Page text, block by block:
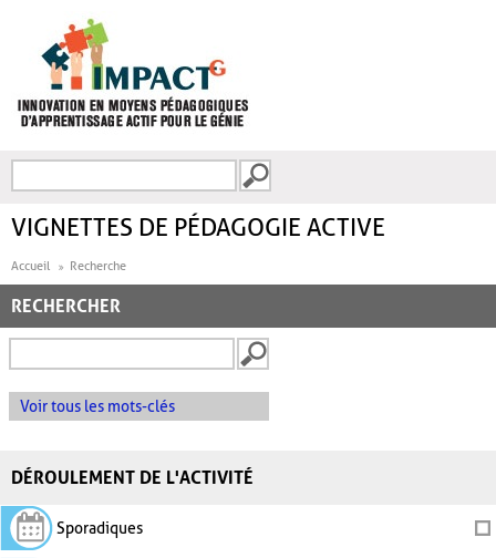
FORMULAIRE DE
VIGNETTES DE PÉDAGOGIE ACTIVE
Accueil Recherche
RECHERCHER
Voir tous les mots-clés
DÉROULEMENT DE L'ACTIVITÉ
Sporadiques